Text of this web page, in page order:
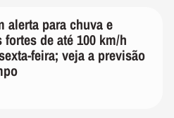
alerta para chuva e
fortes de até 100 km/h
feira; veja a previsão